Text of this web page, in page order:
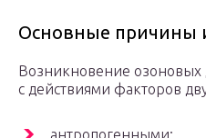
Основные причины
Возникновение озоновых
с действиями факторов
антропогенными;